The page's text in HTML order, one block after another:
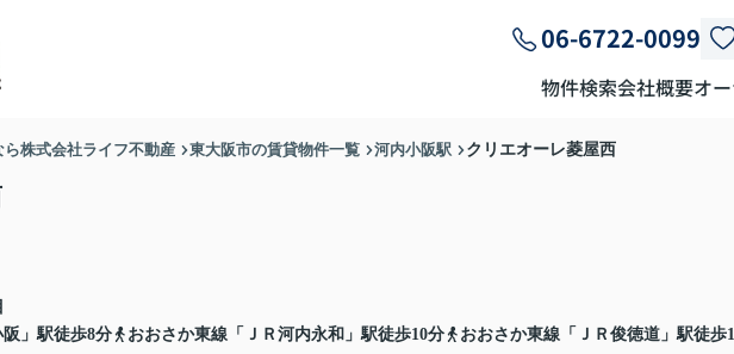
06-6722-0099
物件検索会社概要オ
株式会社ライフ不動産 東大阪市の賃貸物件一覧 河内小阪駅 クリエオーレ菱屋西
」駅徒歩8分
おおさか東線「ＪＲ河内永和」駅徒歩10分 おおさか東線「ＪＲ俊徳道」駅徒歩